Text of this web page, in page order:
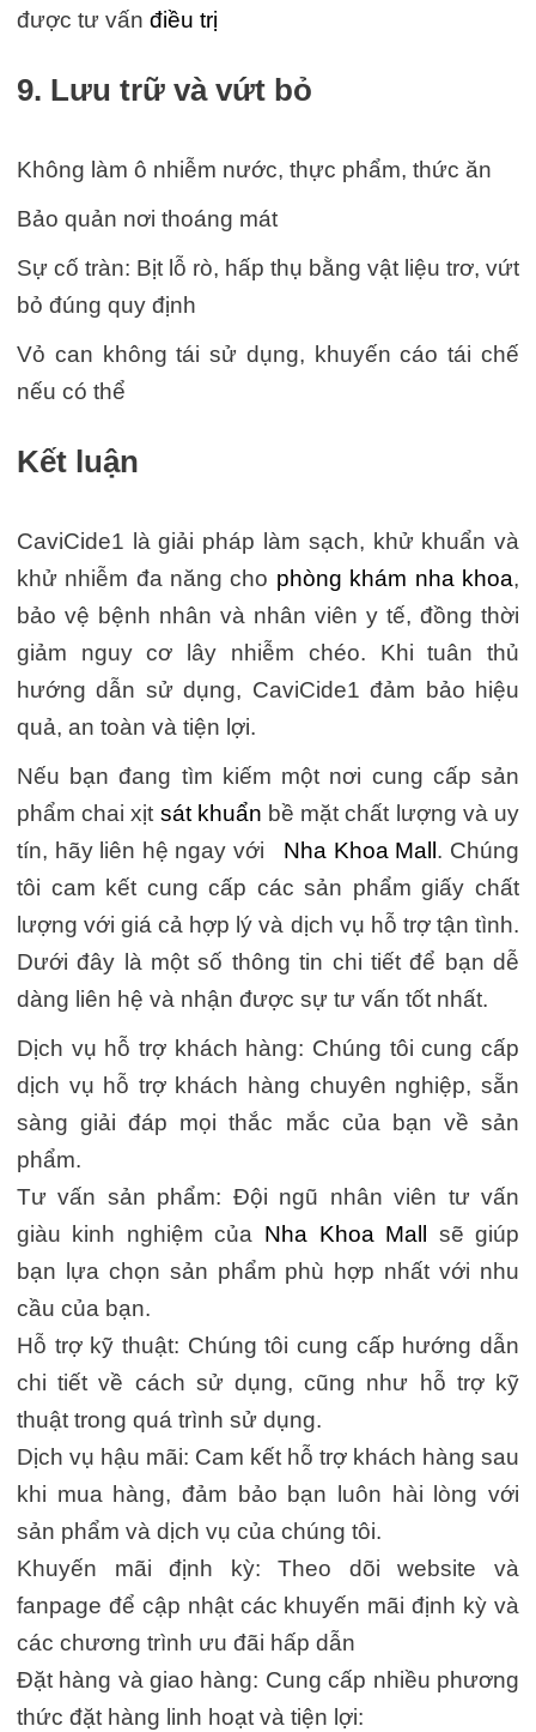
được tư vấn điều trị
9. Lưu trữ và vứt bỏ
Không làm ô nhiễm nước, thực phẩm, thức ăn
Bảo quản nơi thoáng mát
Sự cố tràn: Bịt lỗ rò, hấp thụ bằng vật liệu trơ, vứt
bỏ đúng quy định
Vỏ can không tái sử dụng, khuyến cáo tái chế
nếu có thể
Kết luận
CaviCide1 là giải pháp làm sạch, khử khuẩn và
khử nhiễm đa năng cho phòng khám nha khoa,
bảo vệ bệnh nhân và nhân viên y tế, đồng thời
giảm nguy cơ lây nhiễm chéo. Khi tuân thủ
hướng dẫn sử dụng, CaviCide1 đảm bảo hiệu
quả, an toàn và tiện lợi.
Nếu bạn đang tìm kiếm một nơi cung cấp sản
phẩm chai xịt sát khuẩn bề mặt chất lượng và uy
tín, hãy liên hệ ngay với Nha Khoa Mall . Chúng
tôi cam kết cung cấp các sản phẩm giấy chất
lượng với giá cả hợp lý và dịch vụ hỗ trợ tận tình.
Dưới đây là một số thông tin chi tiết để bạn dễ
dàng liên hệ và nhận được sự tư vấn tốt nhất.
Dịch vụ hỗ trợ khách hàng: Chúng tôi cung cấp
dịch vụ hỗ trợ khách hàng chuyên nghiệp, sẵn
sàng giải đáp mọi thắc mắc của bạn về sản
phẩm.
Tư vấn sản phẩm: Đội ngũ nhân viên tư vấn
giàu kinh nghiệm của Nha Khoa Mall
sẽ giúp
bạn lựa chọn sản phẩm phù hợp nhất với nhu
cầu của bạn.
Hỗ trợ kỹ thuật: Chúng tôi cung cấp hướng dẫn
chi tiết về cách sử dụng, cũng như hỗ trợ kỹ
thuật trong quá trình sử dụng.
Dịch vụ hậu mãi: Cam kết hỗ trợ khách hàng sau
khi mua hàng, đảm bảo bạn luôn hài lòng với
sản phẩm và dịch vụ của chúng tôi.
Khuyến mãi định kỳ: Theo dõi website và
fanpage để cập nhật các khuyến mãi định kỳ và
các chương trình ưu đãi hấp dẫn
Đặt hàng và giao hàng: Cung cấp nhiều phương
thức đặt hàng linh hoạt và tiện lợi: